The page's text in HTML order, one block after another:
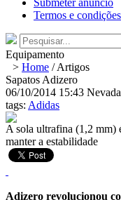
Submeter anúncio
Termos e condições
Equipamento
> Home /Artigos
Sapatos Adizero
06/10/2014 15:43
tags: Adidas
A sola ultrafina (1,2 mm)
manter a estabilidade
Adizero revolucionou